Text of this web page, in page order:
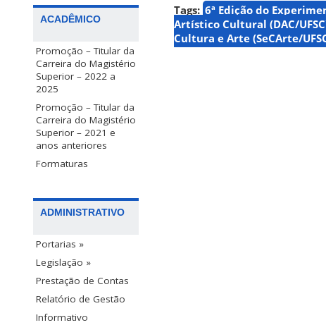
ACADÊMICO
Promoção – Titular da
Carreira do Magistério
Superior – 2022 a
2025
Promoção – Titular da
Carreira do Magistério
Superior – 2021 e
anos anteriores
Formaturas
ADMINISTRATIVO
Portarias »
Legislação »
Prestação de Contas
Relatório de Gestão
Informativo
Tags: 6ª Edição do
Artístico Cultural (DAC/
Cultura e Arte (SeCArte/